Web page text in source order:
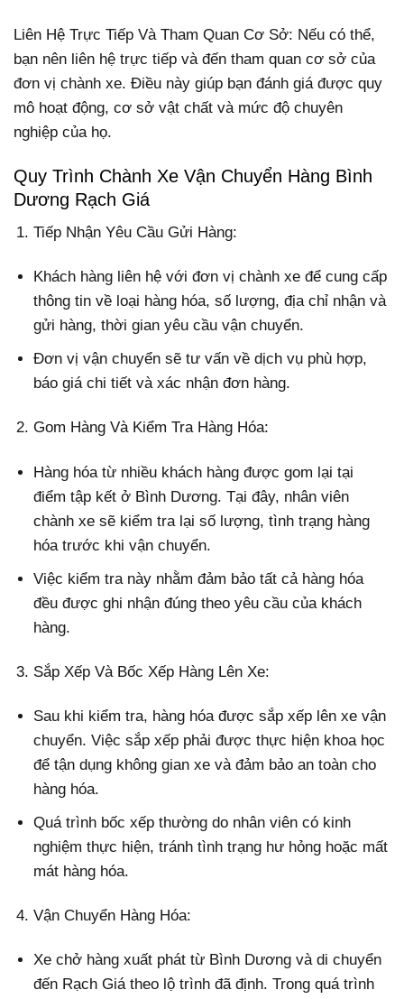
Liên Hệ Trực Tiếp Và Tham Quan Cơ Sở: Nếu có thể,
bạn nên liên hệ trực tiếp và đến tham quan cơ sở của
đơn vị chành xe. Điều này giúp bạn đánh giá được quy
mô hoạt động, cơ sở vật chất và mức độ chuyên
nghiệp của họ.
Quy Trình Chành Xe Vận Chuyển Hàng Bình
Dương Rạch Giá
Tiếp Nhận Yêu Cầu Gửi Hàng:
Khách hàng liên hệ với đơn vị chành xe để cung cấp
thông tin về loại hàng hóa, số lượng, địa chỉ nhận và
gửi hàng, thời gian yêu cầu vận chuyển.
Đơn vị vận chuyển sẽ tư vấn về dịch vụ phù hợp,
báo giá chi tiết và xác nhận đơn hàng.
Gom Hàng Và Kiểm Tra Hàng Hóa:
Hàng hóa từ nhiều khách hàng được gom lại tại
điểm tập kết ở Bình Dương. Tại đây, nhân viên
chành xe sẽ kiểm tra lại số lượng, tình trạng hàng
hóa trước khi vận chuyển.
Việc kiểm tra này nhằm đảm bảo tất cả hàng hóa
đều được ghi nhận đúng theo yêu cầu của khách
hàng.
Sắp Xếp Và Bốc Xếp Hàng Lên Xe:
Sau khi kiểm tra, hàng hóa được sắp xếp lên xe vận
chuyển. Việc sắp xếp phải được thực hiện khoa học
để tận dụng không gian xe và đảm bảo an toàn cho
hàng hóa.
Quá trình bốc xếp thường do nhân viên có kinh
nghiệm thực hiện, tránh tình trạng hư hỏng hoặc mất
mát hàng hóa.
Vận Chuyển Hàng Hóa:
Xe chở hàng xuất phát từ Bình Dương và di chuyển
đến Rạch Giá theo lộ trình đã định. Trong quá trình